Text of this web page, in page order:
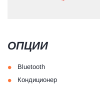
ОПЦИИ
• Bluetooth
• Кондиционер